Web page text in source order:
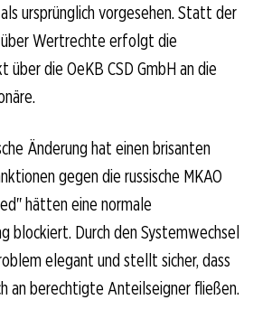
ursprünglich vorgesehen. Statt der
Wertrechte erfolgt die
über die OeKB CSD GmbH an die
Änderung hat einen brisanten
gegen die russische MKAO
hätten eine normale
blockiert. Durch den Systemwechsel
elegant und stellt sicher, dass
an berechtigte Anteilseigner fließen.